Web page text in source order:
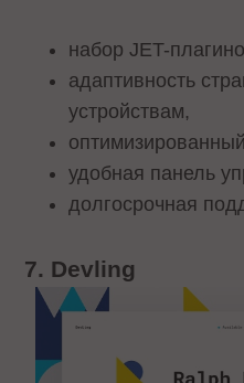
набор JET-
адаптивность
устройствам,
удобная панель
долгосрочная
7. Devling